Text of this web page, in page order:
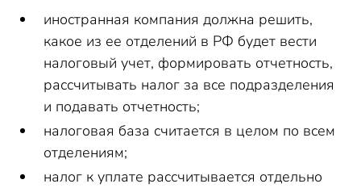
иностранная компания должна решить,
какое из ее отделений в РФ будет вести
налоговый учет, формировать отчетность,
рассчитывать налог за все подразделения
и подавать отчетность;
налоговая база считается в целом по всем
отделениям;
налог к уплате рассчитывается отдельно